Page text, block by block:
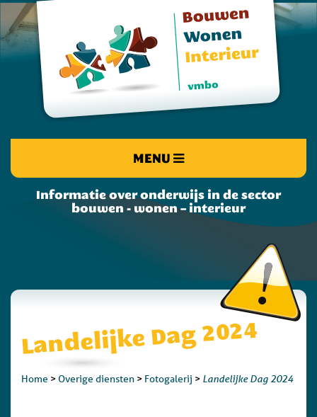
MENU
Informatie over onderwijs in de sector
bouwen - wonen – interieur
Landelijke Dag 2024
Home > Overige diensten > Fotogalerij > Landelijke Dag 2024